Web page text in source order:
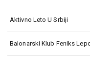
Aktivno Leto U Srbiji
Balonarski Klub Feniks